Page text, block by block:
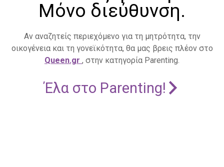
Μόνο διεύθυνση.
Αν αναζητείς περιεχόμενο για τη μητρότητα, την
οικογένεια και τη γονεϊκότητα, θα μας βρεις πλέον στο
Queen.gr , στην κατηγορία Parenting.
Έλα στο Parenting!